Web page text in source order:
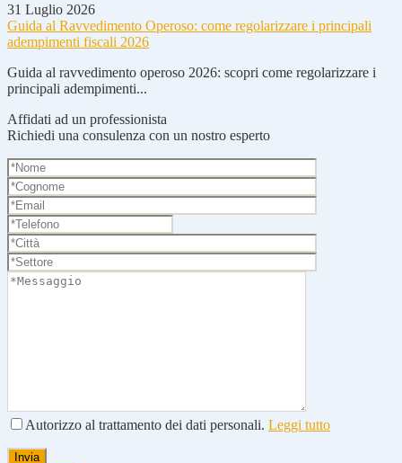
31 Luglio 2026
Guida al Ravvedimento Operoso: come regolarizzare i principali
adempimenti fiscali 2026
Guida al ravvedimento operoso 2026: scopri come regolarizzare i
principali adempimenti...
Affidati ad un professionista
Richiedi una consulenza con un nostro esperto
Autorizzo al trattamento dei dati personali. Leggi tutto